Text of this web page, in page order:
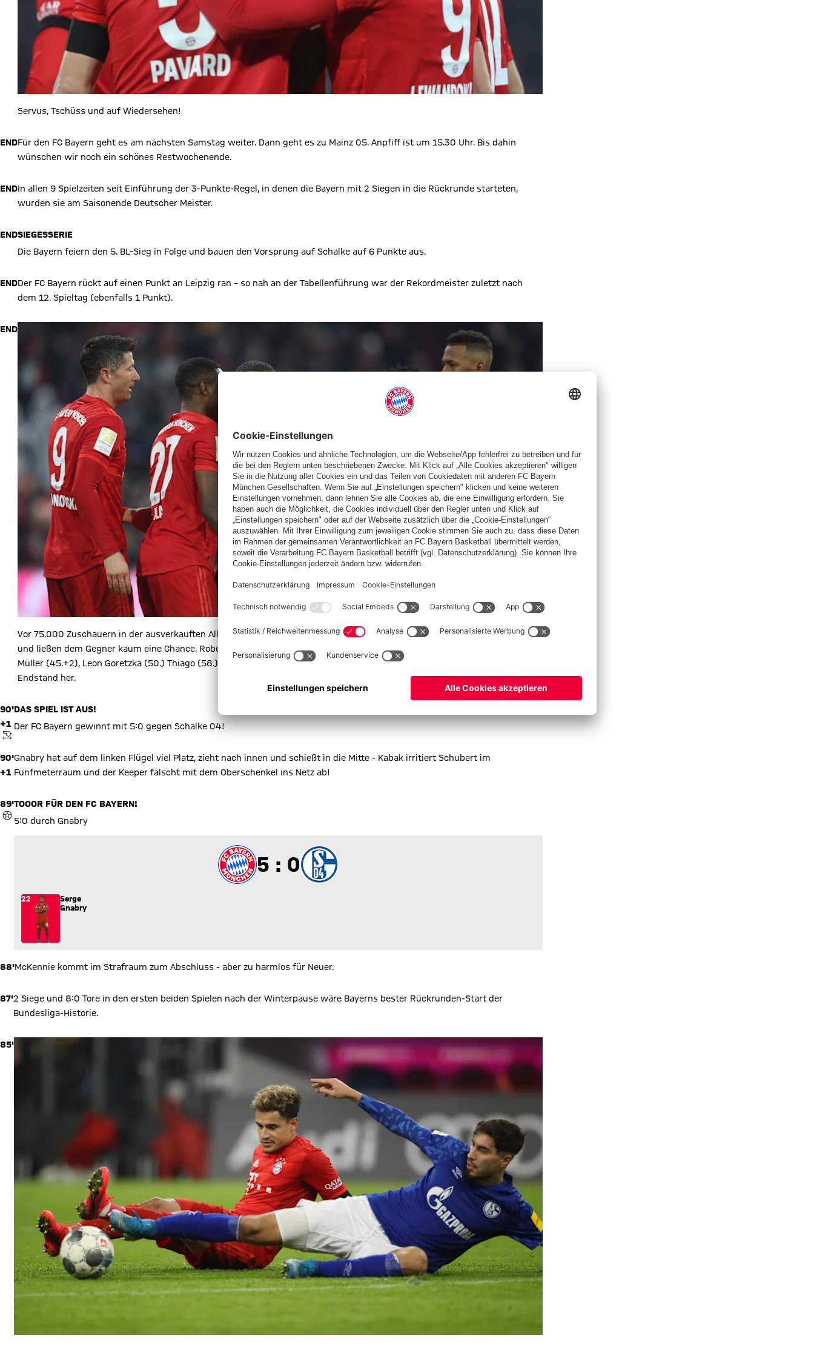
Servus, Tschüss und auf Wiedersehen!
ENDFür den FC Bayern geht es am nächsten Samstag weiter. Dann geht es zu Mainz 05. Anpfiff ist um 15.30 Uhr. Bis dahin
wünschen wir noch ein schönes Restwochenende.
ENDIn allen 9 Spielzeiten seit Einführung der 3-Punkte-Regel, in denen die Bayern mit 2 Siegen in die Rückrunde starteten,
wurden sie am Saisonende Deutscher Meister.
ENDSIEGESSERIE
Die Bayern feiern den 5. BL-Sieg in Folge und bauen den Vorsprung auf Schalke auf 6 Punkte aus.
ENDDer FC Bayern rückt auf einen Punkt an Leipzig ran – so nah an der Tabellenführung war der Rekordmeister zuletzt nach
dem 12. Spieltag (ebenfalls 1 Punkt).
END
Vor 75.000 Zuschauern in der ausverkauften Allianz Arena spielten die Münchner durchweg dominant (über 76% Ballbesitz)
und ließen dem Gegner kaum eine Chance. Robert Lewandowski (6. Minute) brachte den FCB früh in Führung und Thomas
Müller (45.+2), Leon Goretzka (50.) Thiago (58.) sowie Serge Gnabry (89.) stellten den auch in dieser Höhe verdienten
Endstand her.
90'
+1
ANPFIFF
DAS SPIEL IST AUS!
Der FC Bayern gewinnt mit 5:0 gegen Schalke 04!
90'
+1
Gnabry hat auf dem linken Flügel viel Platz, zieht nach innen und schießt in die Mitte - Kabak irritiert Schubert im
Fünfmeterraum und der Keeper fälscht mit dem Oberschenkel ins Netz ab!
89'
TOR
TOOOR FÜR DEN FC BAYERN!
5:0 durch Gnabry
5 zu 0
5 : 0
22
Serge
Gnabry
88'McKennie kommt im Strafraum zum Abschluss - aber zu harmlos für Neuer.
87'2 Siege und 8:0 Tore in den ersten beiden Spielen nach der Winterpause wäre Bayerns bester Rückrunden-Start der
Bundesliga-Historie.
85'